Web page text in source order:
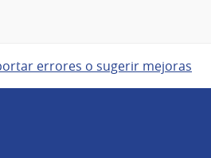
errores o sugerir mejoras